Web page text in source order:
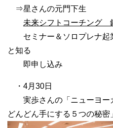
⇒星さんの元門下生
未来シフトコーチング
セミナー＆ソロプレナ起
と知る
即申し込み
・4月30日
実歩さんの「ニューヨー
どんどん手にする５つの秘密